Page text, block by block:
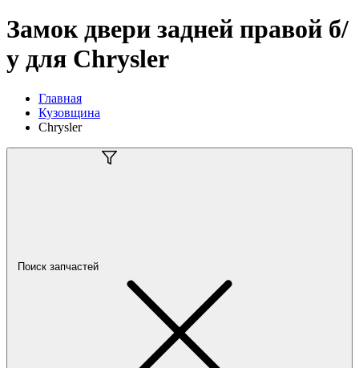
Замок двери задней правой б/
у для Chrysler
Главная
Кузовщина
Chrysler
Поиск запчастей